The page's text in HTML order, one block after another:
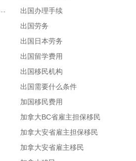
出国办理手续
出国劳务
出国日本劳务
出国留学费用
出国移民机构
出国需要什么条件
加国移民费用
加拿大BC省雇主担保移民
加拿大安省雇主担保移民
加拿大安省雇主移民